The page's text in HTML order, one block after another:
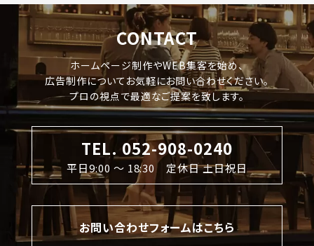
CONTACT
ホームページ制作やWEB集客を始め、
広告制作についてお気軽にお問い合わせください。
プロの視点で最適なご提案を致します。
TEL. 052-908-0240
平日9:00 〜 18:30 定休日 土日祝日
お問い合わせフォームはこちら